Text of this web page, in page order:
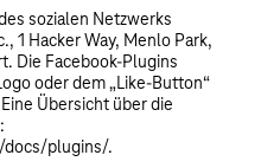
sozialen Netzwerks
1 Hacker Way, Menlo Park,
Die Facebook-Plugins
oder dem „Like-Button“
Übersicht über die
docs/plugins/.